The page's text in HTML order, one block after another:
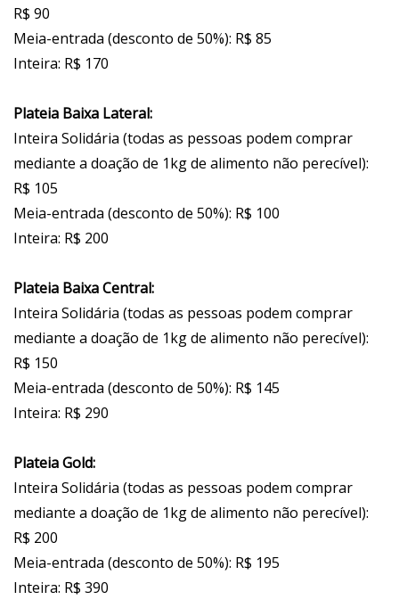
R$ 90
Meia-entrada (desconto de 50%): R$ 85
Inteira: R$ 170
Plateia Baixa Lateral:
Inteira Solidária (todas as pessoas podem comprar
mediante a doação de 1kg de alimento não perecível):
R$ 105
Meia-entrada (desconto de 50%): R$ 100
Inteira: R$ 200
Plateia Baixa Central:
Inteira Solidária (todas as pessoas podem comprar
mediante a doação de 1kg de alimento não perecível):
R$ 150
Meia-entrada (desconto de 50%): R$ 145
Inteira: R$ 290
Plateia Gold:
Inteira Solidária (todas as pessoas podem comprar
mediante a doação de 1kg de alimento não perecível):
R$ 200
Meia-entrada (desconto de 50%): R$ 195
Inteira: R$ 390